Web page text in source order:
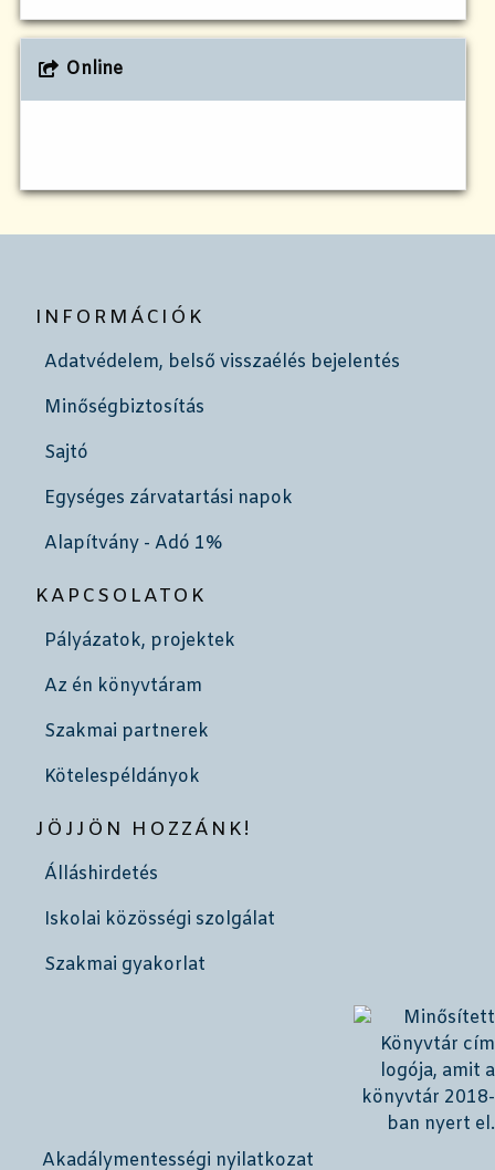
Online
INFORMÁCIÓK
Adatvédelem, belső visszaélés bejelentés
Minőségbiztosítás
Sajtó
Egységes zárvatartási napok
Alapítvány - Adó 1%
KAPCSOLATOK
Pályázatok, projektek
Az én könyvtáram
Szakmai partnerek
Kötelespéldányok
JÖJJÖN HOZZÁNK!
Álláshirdetés
Iskolai közösségi szolgálat
Szakmai gyakorlat
Akadálymentességi nyilatkozat